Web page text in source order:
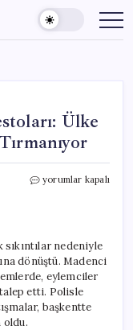
Ülke
Bolivya’da
Kapandı,
Gerilim
Tırmanıyor
için
yorumlar kapalı
sıkıntılar nedeniyle
dönüştü. Madenci
eylemciler
talep etti. Polisle
başkentte
oldu.